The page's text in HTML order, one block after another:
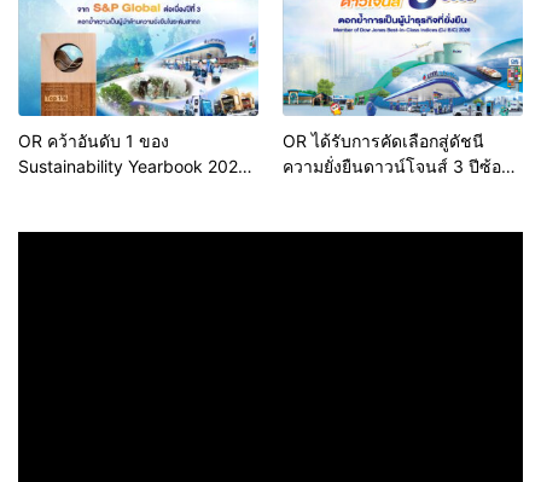
OR คว้าอันดับ 1 ของ
Sustainability Yearbook 2026
OR ได้รับการคัดเลือกสู่ดัชนี
ความยั่งยืนดาวน์โจนส์ 3 ปีซ้อน